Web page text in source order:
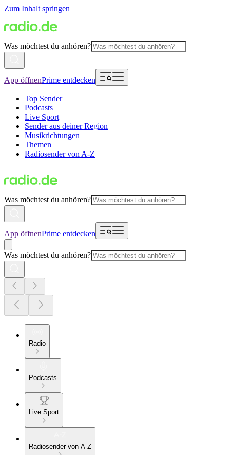
Zum Inhalt springen
Was möchtest du anhören?
App öffnenPrime entdecken
Top Sender
Podcasts
Live Sport
Sender aus deiner Region
Musikrichtungen
Themen
Radiosender von A-Z
Was möchtest du anhören?
App öffnenPrime entdecken
Was möchtest du anhören?
Radio
Podcasts
Live Sport
Radiosender von A-Z